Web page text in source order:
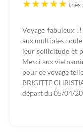
très
Voyage fabuleux
aux multiples
leur sollicitude et
Merci aux
pour ce voyage
BRIGITTE
départ du 05/04/